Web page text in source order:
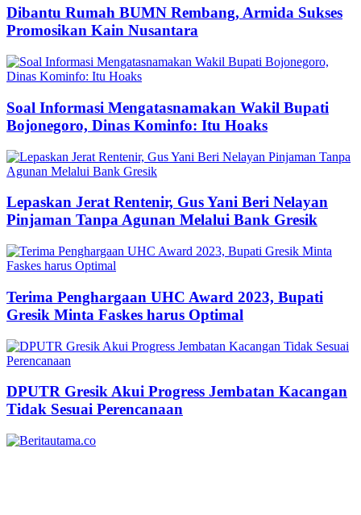
Dibantu Rumah BUMN Rembang, Armida Sukses
Promosikan Kain Nusantara
Soal Informasi Mengatasnamakan Wakil Bupati
Bojonegoro, Dinas Kominfo: Itu Hoaks
Lepaskan Jerat Rentenir, Gus Yani Beri Nelayan
Pinjaman Tanpa Agunan Melalui Bank Gresik
Terima Penghargaan UHC Award 2023, Bupati
Gresik Minta Faskes harus Optimal
DPUTR Gresik Akui Progress Jembatan Kacangan
Tidak Sesuai Perencanaan